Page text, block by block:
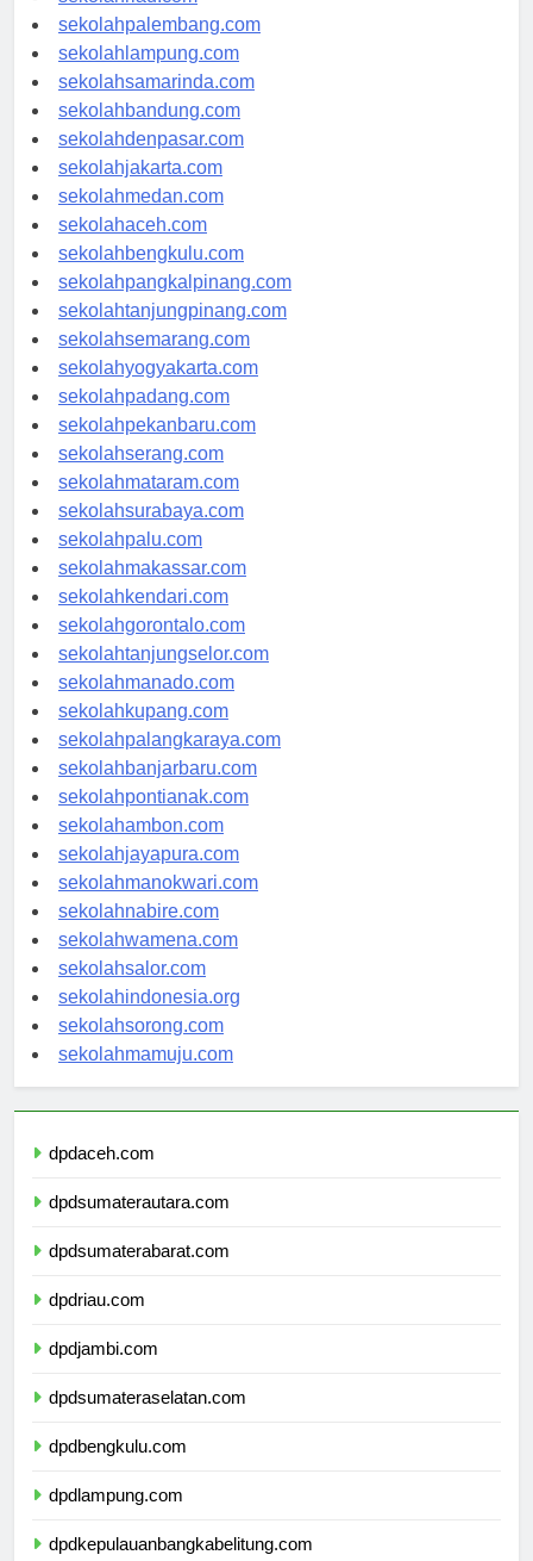
sekolahpalembang.com
sekolahlampung.com
sekolahsamarinda.com
sekolahbandung.com
sekolahdenpasar.com
sekolahjakarta.com
sekolahmedan.com
sekolahaceh.com
sekolahbengkulu.com
sekolahpangkalpinang.com
sekolahtanjungpinang.com
sekolahsemarang.com
sekolahyogyakarta.com
sekolahpadang.com
sekolahpekanbaru.com
sekolahserang.com
sekolahmataram.com
sekolahsurabaya.com
sekolahpalu.com
sekolahmakassar.com
sekolahkendari.com
sekolahgorontalo.com
sekolahtanjungselor.com
sekolahmanado.com
sekolahkupang.com
sekolahpalangkaraya.com
sekolahbanjarbaru.com
sekolahpontianak.com
sekolahambon.com
sekolahjayapura.com
sekolahmanokwari.com
sekolahnabire.com
sekolahwamena.com
sekolahsalor.com
sekolahindonesia.org
sekolahsorong.com
sekolahmamuju.com
dpdaceh.com
dpdsumaterautara.com
dpdsumaterabarat.com
dpdriau.com
dpdjambi.com
dpdsumateraselatan.com
dpdbengkulu.com
dpdlampung.com
dpdkepulauanbangkabelitung.com